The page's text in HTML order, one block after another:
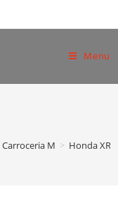
Menu
Carroceria M > Honda XR